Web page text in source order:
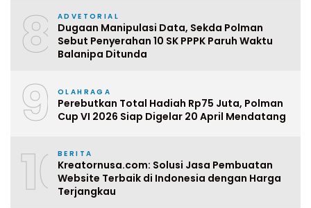
8 ADVETORIAL
Dugaan Manipulasi Data, Sekda Polman
Sebut Penyerahan 10 SK PPPK Paruh Waktu
Balanipa Ditunda
9 OLAHRAGA
Perebutkan Total Hadiah Rp75 Juta, Polman
Cup VI 2026 Siap Digelar 20 April Mendatang
10BERITA
Kreatornusa.com: Solusi Jasa Pembuatan
Website Terbaik di Indonesia dengan Harga
Terjangkau